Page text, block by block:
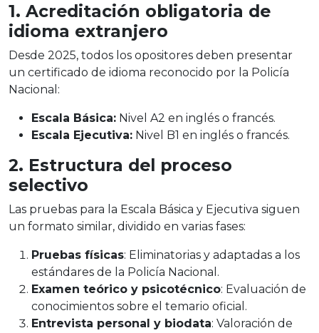
1. Acreditación obligatoria de
idioma extranjero
Desde 2025, todos los opositores deben presentar
un certificado de idioma reconocido por la Policía
Nacional:
Escala Básica: Nivel A2 en inglés o francés.
Escala Ejecutiva: Nivel B1 en inglés o francés.
2. Estructura del proceso
selectivo
Las pruebas para la Escala Básica y Ejecutiva siguen
un formato similar, dividido en varias fases:
Pruebas físicas: Eliminatorias y adaptadas a los
estándares de la Policía Nacional.
Examen teórico y psicotécnico: Evaluación de
conocimientos sobre el temario oficial.
Entrevista personal y biodata: Valoración de